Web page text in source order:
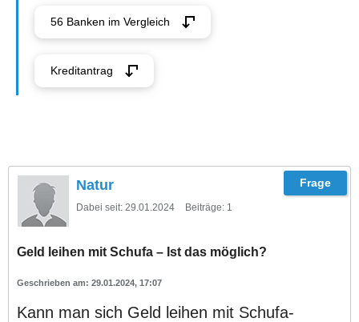
56 Banken im Vergleich
Kreditantrag
Natur
Dabei seit: 29.01.2024 Beiträge: 1
Geld leihen mit Schufa – Ist das möglich?
29.01.2024, 17:07
Kann man sich Geld leihen mit Schufa-